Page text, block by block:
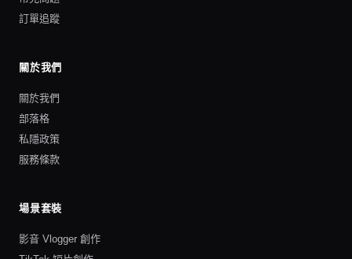
訂單追蹤
關於我們
關於我們
部落格
私隱政策
服務條款
場景套裝
影音 Vlogger 創作